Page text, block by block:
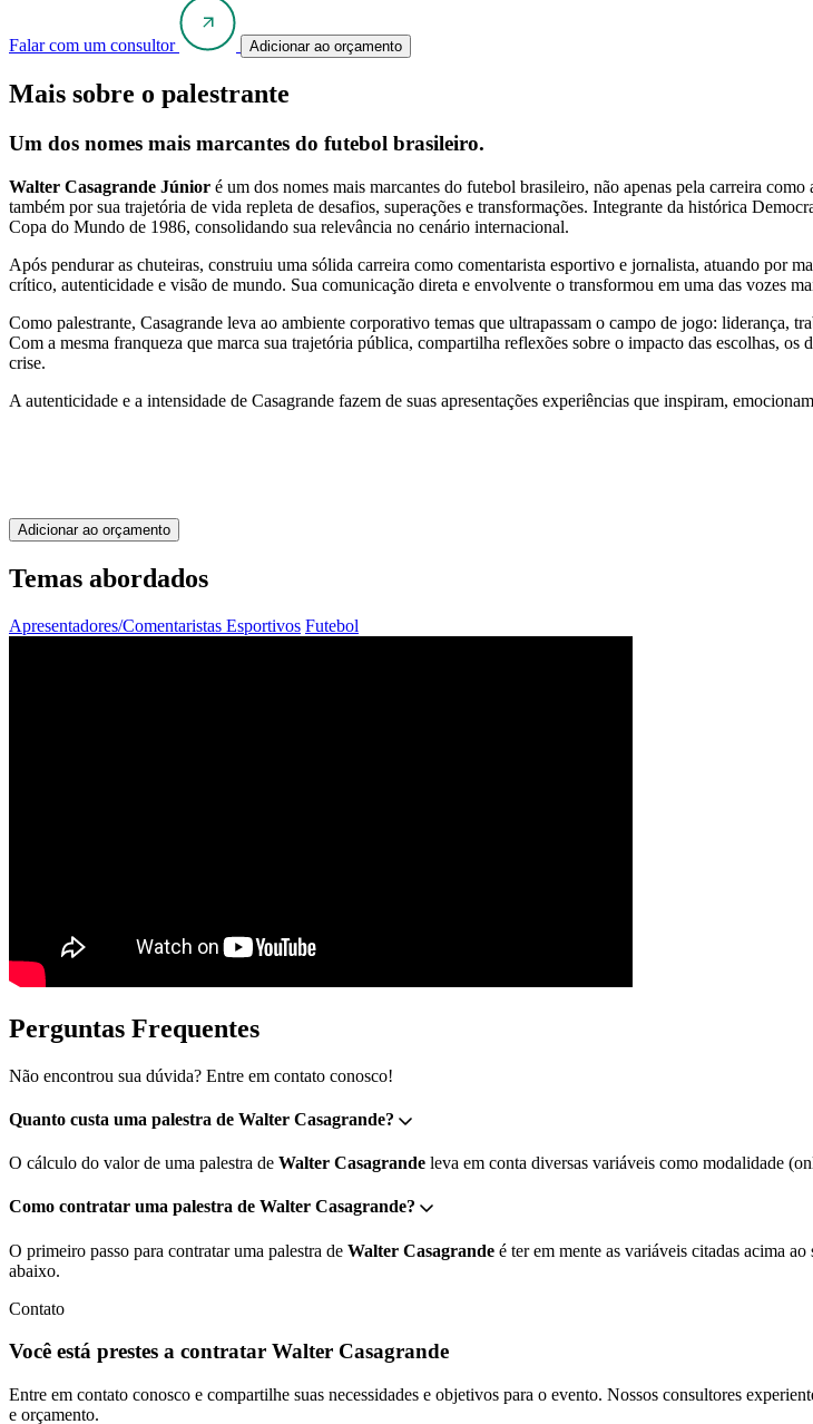
Falar com um consultor Adicionar ao orçamento
Mais sobre o palestrante
Um dos nomes mais marcantes do futebol brasileiro.
Walter Casagrande Júnior é um dos nomes mais marcantes do futebol brasileiro, não apenas pela carreira
também por sua trajetória de vida repleta de desafios, superações e transformações. Integrante da histórica
Copa do Mundo de 1986, consolidando sua relevância no cenário internacional.
Após pendurar as chuteiras, construiu uma sólida carreira como comentarista esportivo e jornalista, atuando por
crítico, autenticidade e visão de mundo. Sua comunicação direta e envolvente o transformou em uma das vozes
Como palestrante, Casagrande leva ao ambiente corporativo temas que ultrapassam o campo de jogo: liderança,
Com a mesma franqueza que marca sua trajetória pública, compartilha reflexões sobre o impacto das escolhas,
crise.
A autenticidade e a intensidade de Casagrande fazem de suas apresentações experiências que inspiram,
Adicionar ao orçamento
Temas abordados
Apresentadores/Comentaristas Esportivos Futebol
Perguntas Frequentes
Não encontrou sua dúvida? Entre em contato conosco!
Quanto custa uma palestra de Walter Casagrande?
O cálculo do valor de uma palestra de Walter Casagrande leva em conta diversas variáveis como modalidade
Como contratar uma palestra de Walter Casagrande?
O primeiro passo para contratar uma palestra de Walter Casagrande é ter em mente as variáveis citadas acima
abaixo.
Contato
Você está prestes a contratar Walter Casagrande
Entre em contato conosco e compartilhe suas necessidades e objetivos para o evento. Nossos consultores
e orçamento.